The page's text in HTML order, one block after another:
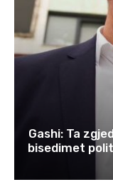
Gashi: Ta
bisedimet